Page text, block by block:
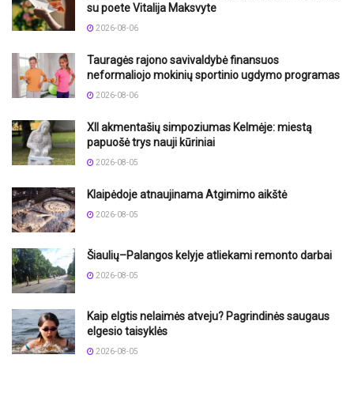
su poete Vitalija Maksvyte
2026-08-06
Tauragės rajono savivaldybė finansuos
neformaliojo mokinių sportinio ugdymo programas
2026-08-06
XII akmentašių simpoziumas Kelmėje: miestą
papuošė trys nauji kūriniai
2026-08-05
Klaipėdoje atnaujinama Atgimimo aikštė
2026-08-05
Šiaulių–Palangos kelyje atliekami remonto darbai
2026-08-05
Kaip elgtis nelaimės atveju? Pagrindinės saugaus
elgesio taisyklės
2026-08-05